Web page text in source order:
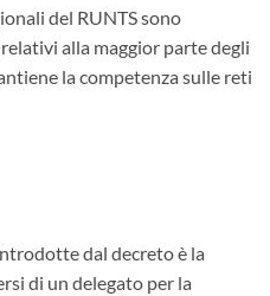
del RUNTS sono
alla maggior parte degli
la competenza sulle reti
dal decreto è la
di un delegato per la